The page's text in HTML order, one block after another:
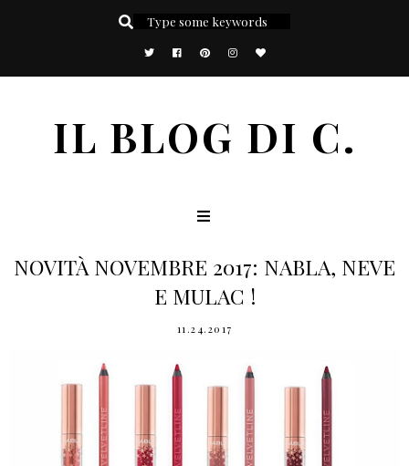
IL BLOG DI C.
NOVITÀ NOVEMBRE 2017: NABLA, NEVE
E MULAC !
11.24.2017